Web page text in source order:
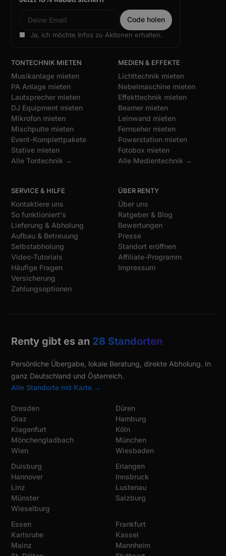
Ja, ich möchte Infos zu Aktionen erhalten.
TONTECHNIK MIETEN
Musikanlage mieten
PA Anlage mieten
Lautsprecher mieten
DJ Equipment mieten
Mikrofon mieten
Mischpulte mieten
Event-Komplettpakete
Stative mieten
Alle Tontechnik →
MEDIEN & EFFEKTE
Lichttechnik mieten
Nebelmaschine mieten
Effekttechnik mieten
Beamer mieten
Leinwand mieten
Fernseher mieten
Powerstation mieten
Fotobox mieten
Alle Medientechnik →
SERVICE & HILFE
Kontaktiere uns
So funktioniert's
Lieferung & Abholung
Aufbau & Betreuung
Selbstabholung
Video-Tutorials
Häufige Fragen
Versicherung
Zahlungsoptionen
ÜBER RENTY
Über uns
Ratgeber & Blog
Bewertungen
Presse
Standort eröffnen
Affiliate-Programm
Impressum
Renty gibt es an 28 Standorten
Persönliche Übergabe, lokale Beratung, direkte Abholung. In
ganz Deutschland und Österreich.
Alle Standorte mit Karte →
Dresden
Graz
Klagenfurt
Mönchengladbach
Wien
Düren
Hamburg
Köln
München
Wiesbaden
Duisburg
Hannover
Linz
Münster
Wieselburg
Erlangen
Innsbruck
Lustenau
Salzburg
Essen
Karlsruhe
Mainz
Frankfurt
Kassel
Mannheim